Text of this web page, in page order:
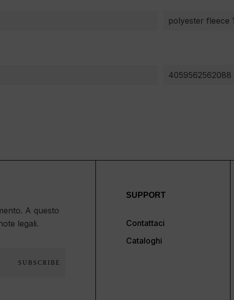
polyester fleece
4059562562088
A questo
legali.
SUBSCRIBE
SUPPORT
Contattaci
Cataloghi